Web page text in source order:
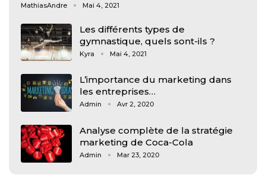
MathiasAndre Mai 4, 2021
Les différents types de
gymnastique, quels sont-ils ?
Kyra Mai 4, 2021
L’importance du marketing dans
les entreprises…
Admin Avr 2, 2020
Analyse complète de la stratégie
marketing de Coca-Cola
Admin Mar 23, 2020